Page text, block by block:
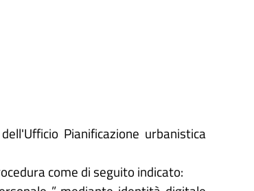
Pianificazione urbanistica
come di seguito indicato: